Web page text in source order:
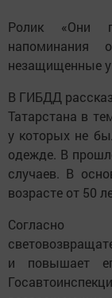
Ролик «Они
незащищенные
В ГИБДД
Татарстана в
у которых не
одежде. В
случаев. В
возрасте от 50
Согласно
и повышает